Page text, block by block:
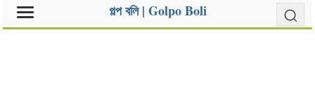
গল্প বলি | Golpo Boli